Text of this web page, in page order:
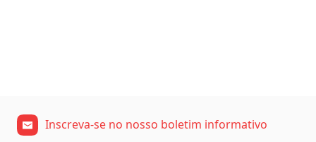
Inscreva-se no nosso boletim informativo